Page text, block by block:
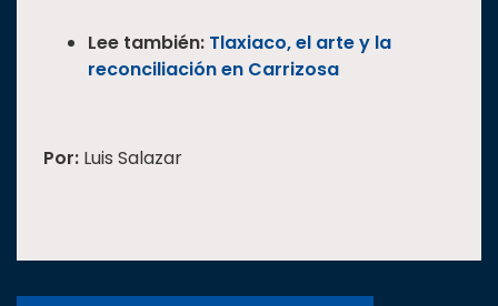
Lee también: Tlaxiaco, el arte y la
reconciliación en Carrizosa
Por: Luis Salazar